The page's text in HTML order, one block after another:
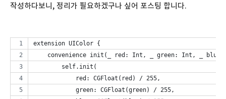
작성하다보니, 정리가 필요하겠구나 싶어 포스팅 합니다.
extension UIColor {
convenience init(_ red: Int, _ green: Int, _
        self.init(
            red: CGFloat(red) / 255,
            green: CGFloat(green) / 255,